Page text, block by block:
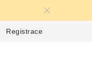
pro odstoupení
Registrace